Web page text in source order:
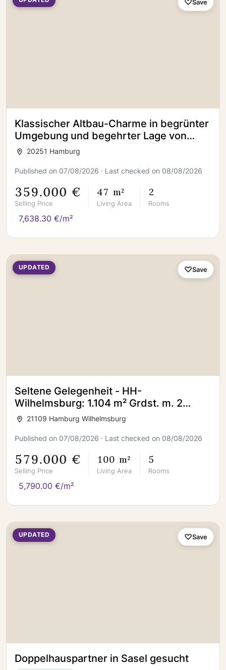
Klassischer Altbau-Charme in begrünter
Umgebung und begehrter Lage von
Hamburg-Eppendorf
20251 Hamburg
Published on 07/08/2026 · Last checked on 08/08/2026
359.000 €
Selling Price
47 m²
Living Area
2
Rooms
7,638.30 €/m²
Save
UPDATED
Seltene Gelegenheit - HH-
Wilhelmsburg: 1.104 m² Grdst. m. 2
Einfamilienhäuser u. viel Möglichkeiten
21109 Hamburg Wilhelmsburg
Published on 07/08/2026 · Last checked on 08/08/2026
579.000 €
Selling Price
100 m²
Living Area
5
Rooms
5,790.00 €/m²
Save
UPDATED
Doppelhauspartner in Sasel gesucht
Save